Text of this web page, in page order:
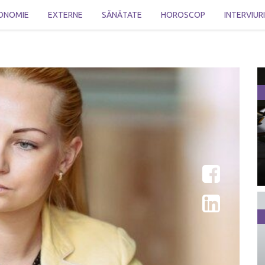
EXTERNE SĂNĂTATE HOROSCOP INTERVIURI